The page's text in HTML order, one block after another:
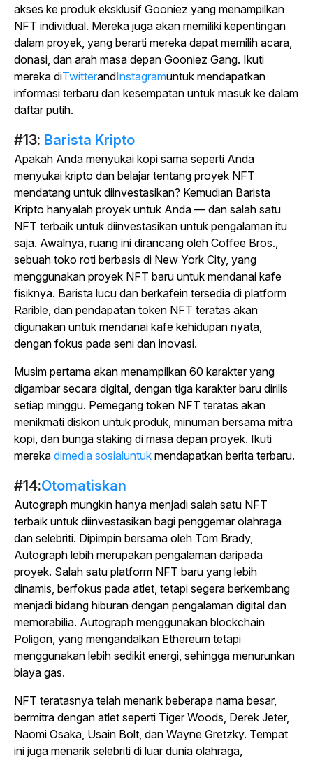
akses ke produk eksklusif Gooniez yang menampilkan
NFT individual. Mereka juga akan memiliki kepentingan
dalam proyek, yang berarti mereka dapat memilih acara,
donasi, dan arah masa depan Gooniez Gang. Ikuti
mereka diTwitterandInstagramuntuk mendapatkan
informasi terbaru dan kesempatan untuk masuk ke dalam
daftar putih.
#13: Barista Kripto
Apakah Anda menyukai kopi sama seperti Anda
menyukai kripto dan belajar tentang proyek NFT
mendatang untuk diinvestasikan? Kemudian Barista
Kripto hanyalah proyek untuk Anda — dan salah satu
NFT terbaik untuk diinvestasikan untuk pengalaman itu
saja. Awalnya, ruang ini dirancang oleh Coffee Bros.,
sebuah toko roti berbasis di New York City, yang
menggunakan proyek NFT baru untuk mendanai kafe
fisiknya. Barista lucu dan berkafein tersedia di platform
Rarible, dan pendapatan token NFT teratas akan
digunakan untuk mendanai kafe kehidupan nyata,
dengan fokus pada seni dan inovasi.
Musim pertama akan menampilkan 60 karakter yang
digambar secara digital, dengan tiga karakter baru dirilis
setiap minggu. Pemegang token NFT teratas akan
menikmati diskon untuk produk, minuman bersama mitra
kopi, dan bunga staking di masa depan proyek. Ikuti
mereka dimedia sosialuntuk mendapatkan berita terbaru.
#14:Otomatiskan
Autograph mungkin hanya menjadi salah satu NFT
terbaik untuk diinvestasikan bagi penggemar olahraga
dan selebriti. Dipimpin bersama oleh Tom Brady,
Autograph lebih merupakan pengalaman daripada
proyek. Salah satu platform NFT baru yang lebih
dinamis, berfokus pada atlet, tetapi segera berkembang
menjadi bidang hiburan dengan pengalaman digital dan
memorabilia. Autograph menggunakan blockchain
Poligon, yang mengandalkan Ethereum tetapi
menggunakan lebih sedikit energi, sehingga menurunkan
biaya gas.
NFT teratasnya telah menarik beberapa nama besar,
bermitra dengan atlet seperti Tiger Woods, Derek Jeter,
Naomi Osaka, Usain Bolt, dan Wayne Gretzky. Tempat
ini juga menarik selebriti di luar dunia olahraga,